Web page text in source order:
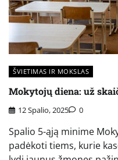
ŠVIETIMAS IR MOKSLAS
Mokytojų diena: už
12 Spalio, 2025 0
Spalio 5-ąją minime
padėkoti tiems, kurie